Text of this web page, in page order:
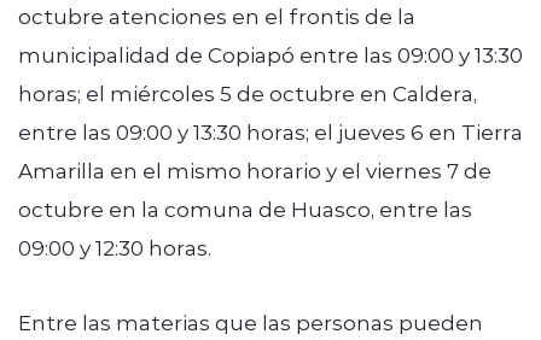
octubre atenciones en el frontis de la
municipalidad de Copiapó entre las 09:00 y 13:30
horas; el miércoles 5 de octubre en Caldera,
entre las 09:00 y 13:30 horas; el jueves 6 en Tierra
Amarilla en el mismo horario y el viernes 7 de
octubre en la comuna de Huasco, entre las
09:00 y 12:30 horas.
Entre las materias que las personas pueden